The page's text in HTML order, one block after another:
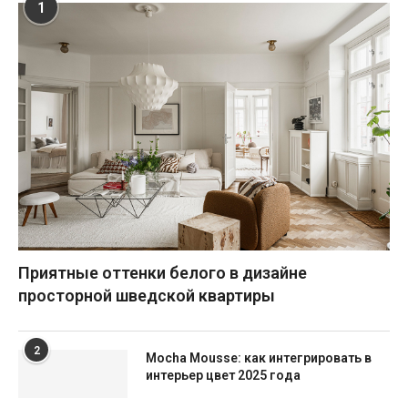
1
Приятные оттенки белого в дизайне
просторной шведской квартиры
2
Mocha Mousse: как интегрировать в
интерьер цвет 2025 года